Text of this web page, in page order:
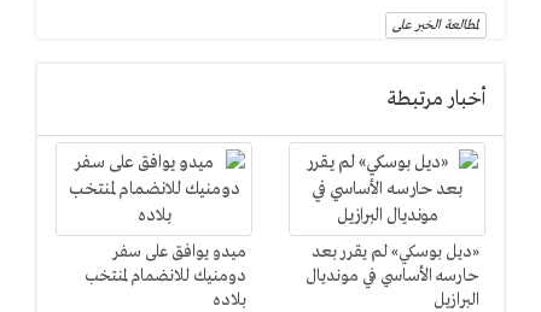
لمطالعة الخبر على
أخبار مرتبطة
«ديل بوسكي» لم يقرر بعد
حارسه الأساسي في مونديال
البرازيل
ميدو يوافق على سفر
دومنيك للانضمام لمنتخب
بلاده